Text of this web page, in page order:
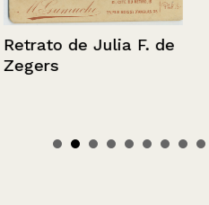
Retrato de Julia F. de
Zegers